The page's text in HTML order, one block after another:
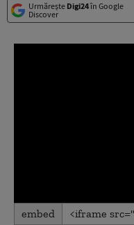
Urmărește Digi24în Google
Discover
0
seconds
embed